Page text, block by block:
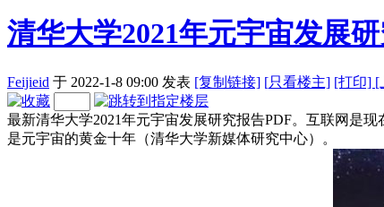
清华大学2021年元宇宙发展
Feijieid 于 2022-1-8 09:00 发表 [复制链接] [只看楼主] [打印] [
最新清华大学2021年元宇宙发展研究报告PDF。互联网是
是元宇宙的黄金十年（清华大学新媒体研究中心）。